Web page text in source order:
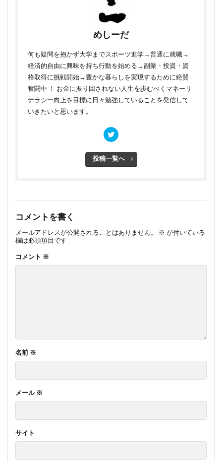
めしーだ
何も疑問を抱かず大学までスポーツ進学→普通に就職→
経済的自由に興味を持ち行動を始める→副業・投資・資
格取得に挑戦開始→豊かな暮らしを実現するために絶賛
奮闘中 ！ お金に振り回されない人生を歩むべくマネーリ
テラシー向上を目標に日々勉強していることを発信して
いきたいと思います。
投稿一覧へ
コメントを書く
メールアドレスが公開されることはありません。 ※ が付いている
欄は必須項目です
コメント ※
名前 ※
メール ※
サイト